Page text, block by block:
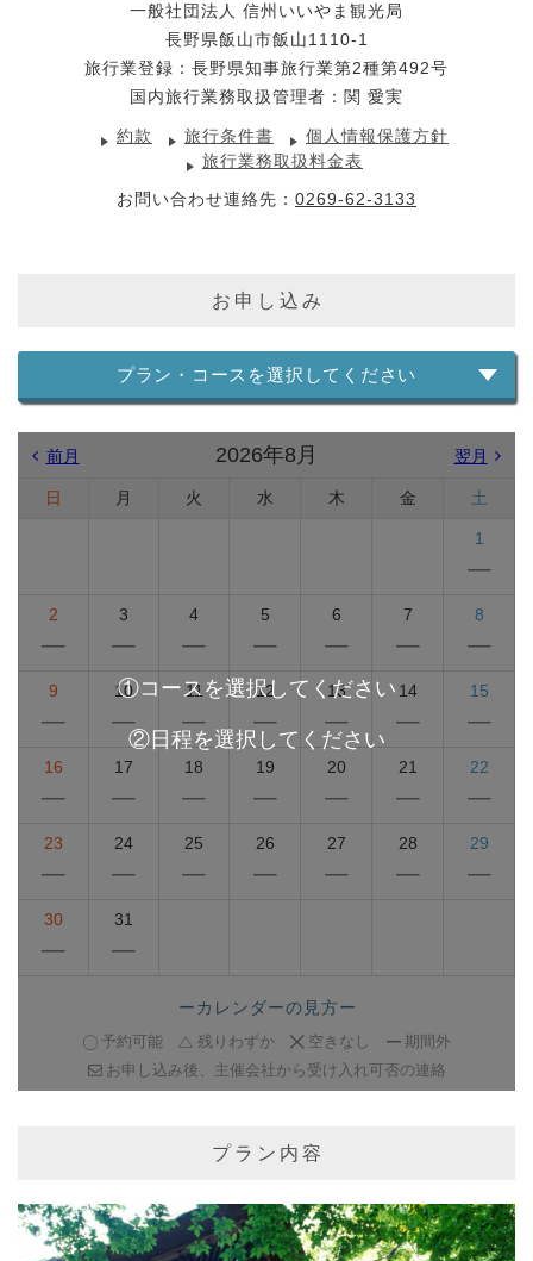
一般社団法人 信州いいやま観光局
長野県飯山市飯山1110-1
旅行業登録：長野県知事旅行業第2種第492号
国内旅行業務取扱管理者：関 愛実
約款 旅行条件書
個人情報保護方針
旅行業務取扱料金表
お問い合わせ連絡先： 0269-62-3133
お申し込み
プラン・コースを選択してください
前月 2026年8月 翌月
日 月 火 水 木 金 土
1
2 3 4 5 6 7 8
9 10 11 12 13 14 15
16 17 18 19 20 21 22
23 24 25 26 27 28 29
30 31
ーカレンダーの見方ー
予約可能 残りわずか 空きなし
期間外
お申し込み後、主催会社から受け入れ可否の連絡
プラン内容